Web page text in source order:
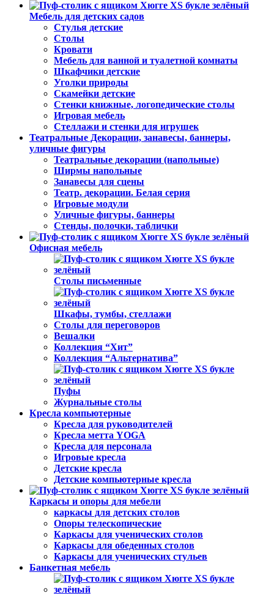
Мебель для детских садов
Стулья детские
Столы
Кровати
Мебель для ванной и туалетной комнаты
Шкафчики детские
Уголки природы
Скамейки детские
Стенки книжные, логопедические столы
Игровая мебель
Стеллажи и стенки для игрушек
Театральные Декорации, занавесы, баннеры,
уличные фигуры
Театральные декорации (напольные)
Ширмы напольные
Занавесы для сцены
Театр. декорации. Белая серия
Игровые модули
Уличные фигуры, баннеры
Стенды, полочки, таблички
Офисная мебель
Столы письменные
Шкафы, тумбы, стеллажи
Столы для переговоров
Вешалки
Коллекция “Хит”
Коллекция “Альтернатива”
Пуфы
Журнальные столы
Кресла компьютерные
Кресла для руководителей
Кресла метта YOGA
Кресла для персонала
Игровые кресла
Детские кресла
Детские компьютерные кресла
Каркасы и опоры для мебели
каркасы для детских столов
Опоры телескопические
Каркасы для ученических столов
Каркасы для обеденных столов
Каркасы для ученических стульев
Банкетная мебель